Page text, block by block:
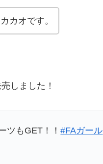
カオです。
しました！
ツもGET！！#FAガール